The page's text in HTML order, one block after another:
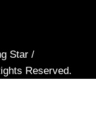
Star /
Reserved.